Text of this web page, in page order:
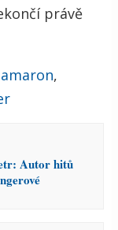
právě
,
Autor hitů